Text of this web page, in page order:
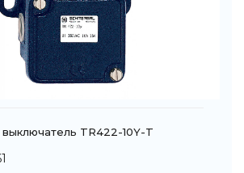
TR422-10Y-T